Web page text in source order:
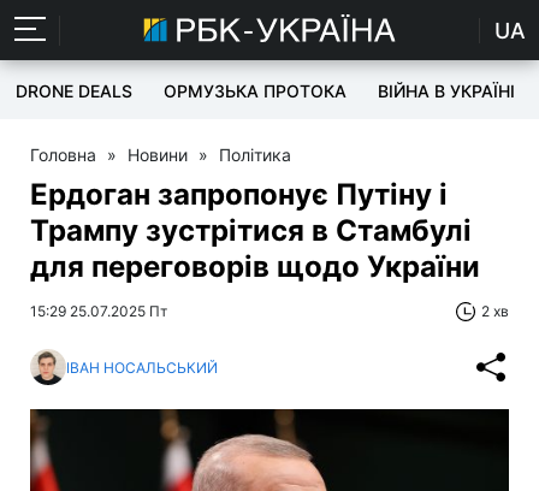
UA
DRONE DEALS ОРМУЗЬКА ПРОТОКА ВІЙНА В УКРАЇНІ
Головна » Новини » Політика
Ердоган запропонує Путіну і
Трампу зустрітися в Стамбулі
для переговорів щодо України
15:29 25.07.2025 Пт 2 хв
ІВАН НОСАЛЬСЬКИЙ